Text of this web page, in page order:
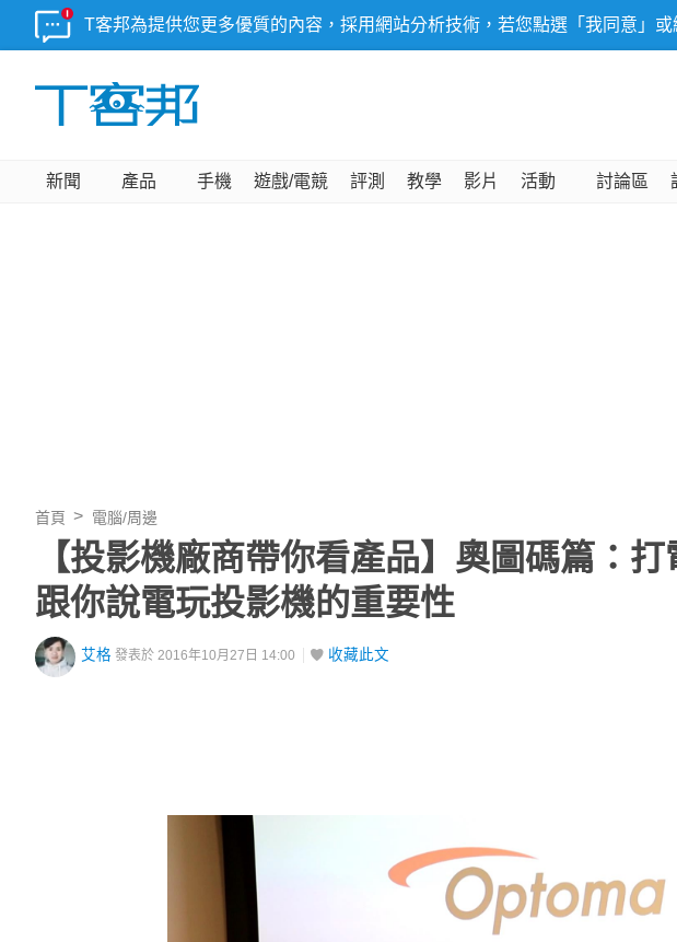
T客邦為提供您更多優質的內容，採用網站分析技術，若您點選「我同意」
新聞 產品 手機 遊戲/電競 評測 教學 影片 活動 討論區
首頁 電腦/周邊
【投影機廠商帶你看產品】奧圖碼篇：
跟你說電玩投影機的重要性
艾格 發表於 2016年10月27日 14:00 收藏此文